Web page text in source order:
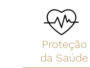
Proteção
da Saúde